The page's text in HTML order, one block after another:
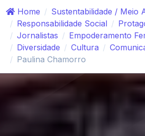
Home
Sustentabilidade / Meio
Responsabilidade Social
Jornalistas
Empoderamento
Diversidade
Cultura
Paulina Chamorro